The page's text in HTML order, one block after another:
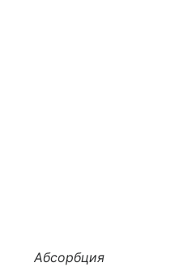
Абсорбция